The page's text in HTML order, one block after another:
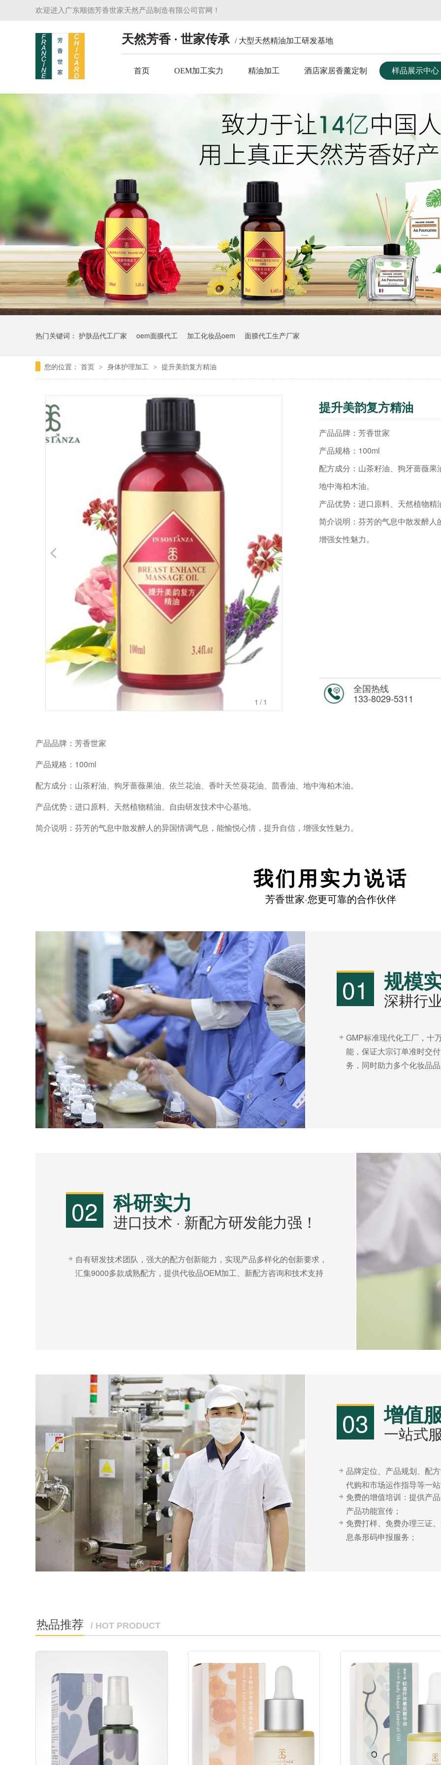
欢迎进入广东顺德芳香世家天然产品制造有限公司官网！
天然芳香 · 世家传承 / 大型天然精油加工研发基地
首页 OEM加工实力 精油加工 酒店家居香薰定制 样品展示中心
热门关键词： 护肤品代工厂家 oem面膜代工 加工化妆品oem 面膜代工生产厂家
您的位置： 首页 > 身体护理加工 > 提升美韵复方精油
1 /1
提升美韵复方精油
产品品牌：芳香世家
产品规格：100ml
配方成分：山茶籽油、狗牙蔷薇
地中海柏木油。
产品优势：进口原料、天然植物
简介说明：芬芳的气息中散发醉
增强女性魅力。
全国热线
133-8029-5311
产品品牌：芳香世家
产品规格：100ml
配方成分：山茶籽油、狗牙蔷薇果油、依兰花油、香叶天竺葵花油、茴香油、地中海柏木油。
产品优势：进口原料、天然植物精油、自由研发技术中心基地。
简介说明：芬芳的气息中散发醉人的异国情调气息，能愉悦心情，提升自信，增强女性魅力。
我们用实力说话
芳香世家·您更可靠的合作伙伴
01 规模
深耕行
GMP标准现代化工厂，十
能，保证大宗订单准时交
务，同时助力多个化妆品
02 科研实力
进口技术 · 新配方研发能力强！
自有研发技术团队，强大的配方创新能力，实现产品多样化的创新要求，
汇集9000多款成熟配方，提供代妆品OEM加工、新配方咨询和技术支持
03 增值
一站式
品牌定位、产品规划、配
代购和市场运作指导等一
免费的增值培训：提供产
产品功能宣传；
免费打样、免费办理三证
息条形码申报服务；
热品推荐 / HOT PRODUCT